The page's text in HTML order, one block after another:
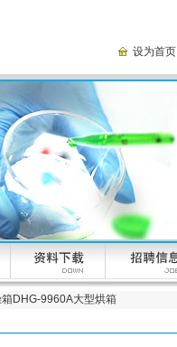
设为首页
DHG-9960A大型烘箱